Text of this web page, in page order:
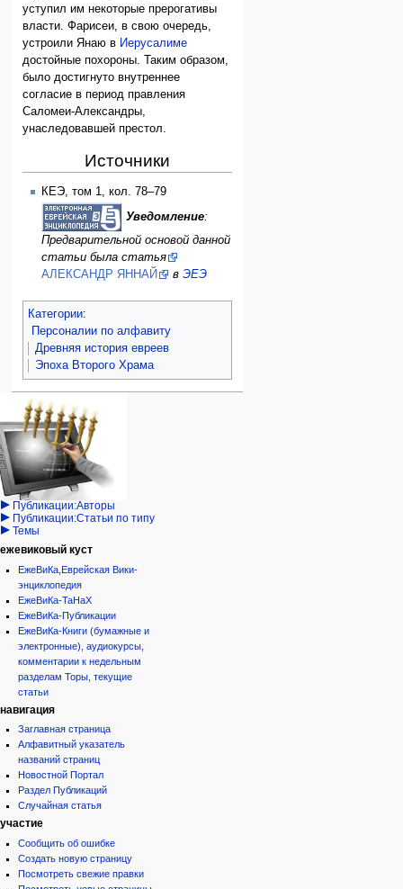
уступил им некоторые прерогативы
власти. Фарисеи, в свою очередь,
устроили Янаю в Иерусалиме
достойные похороны. Таким образом,
было достигнуто внутреннее
согласие в период правления
Саломеи-Александры,
унаследовавшей престол.
Источники
КЕЭ, том 1, кол. 78–79
Уведомление:
Предварительной основой данной
статьи была статья
АЛЕКСАНДР ЯННАЙ
в ЭЕЭ
Категории:
Персоналии по алфавиту
Древняя история евреев
Эпоха Второго Храма
Навигация
персональные инструменты
войти
запрос
учётной
записи
категории
Израиль:Страна и
государство
Иудаизм
Народ
Проекты
Проекты/Участники/
дополнения
Публикации:Авторы
Публикации:Статьи по типу
Темы
ежевиковый куст
ЕжеВиКа,Еврейская Вики-
энциклопедия
ЕжеВиКа-ТаНаХ
ЕжеВиКа-Публикации
ЕжеВиКа-Книги (бумажные и
электронные), аудиокурсы,
комментарии к недельным
разделам Торы, текущие
статьи
навигация
Заглавная страница
Алфавитный указатель
названий страниц
Новостной Портал
Раздел Публикаций
Случайная статья
участие
Сообщить об ошибке
Создать новую страницу
Посмотреть свежие правки